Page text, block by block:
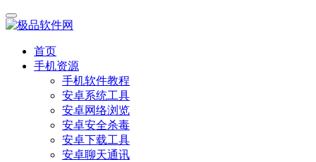
首页
手机资源
手机软件教程
安卓系统工具
安卓网络浏览
安卓安全杀毒
安卓下载工具
安卓聊天通讯